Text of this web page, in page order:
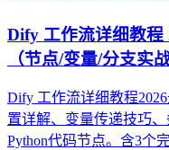
Dify 工作流详细教程
（节点/变量/分支实战
Dify 工作流详细教程
置详解、变量传递技巧
Python代码节点。含3个